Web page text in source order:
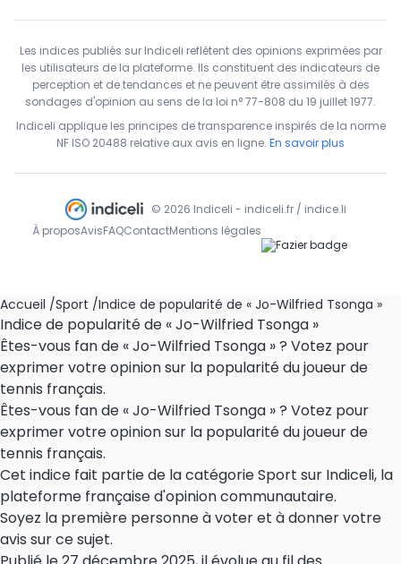
Les indices publiés sur Indiceli reflètent des opinions exprimées par
les utilisateurs de la plateforme. Ils constituent des indicateurs de
perception et de tendances et ne peuvent être assimilés à des
sondages d'opinion au sens de la loi n° 77-808 du 19 juillet 1977.
Indiceli applique les principes de transparence inspirés de la norme
NF ISO 20488 relative aux avis en ligne. En savoir plus
© 2026 Indiceli - indiceli.fr / indice.li
À proposAvisFAQContactMentions légales
Accueil /Sport /Indice de popularité de « Jo-Wilfried Tsonga »
Indice de popularité de « Jo-Wilfried Tsonga »
Êtes-vous fan de « Jo-Wilfried Tsonga » ? Votez pour
exprimer votre opinion sur la popularité du joueur de
tennis français.
Êtes-vous fan de « Jo-Wilfried Tsonga » ? Votez pour
exprimer votre opinion sur la popularité du joueur de
tennis français.
Cet indice fait partie de la catégorie Sport sur Indiceli, la
plateforme française d'opinion communautaire.
Soyez la première personne à voter et à donner votre
avis sur ce sujet.